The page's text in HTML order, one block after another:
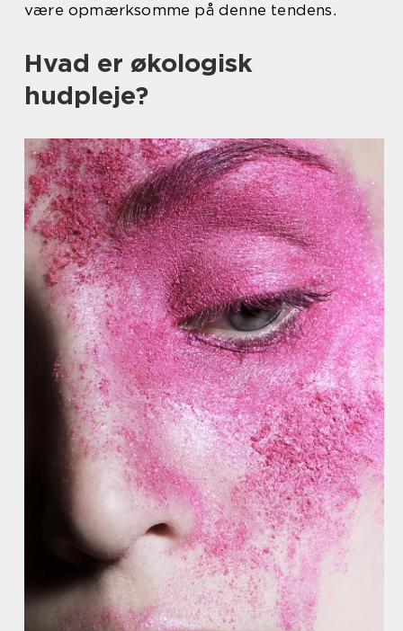
være opmærksomme på denne tendens.
Hvad er økologisk
hudpleje?